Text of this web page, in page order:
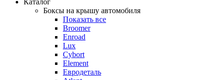
Боксы на крышу автомобиля
Показать все
Broomer
Enroad
Lux
Cybort
Element
Евродеталь